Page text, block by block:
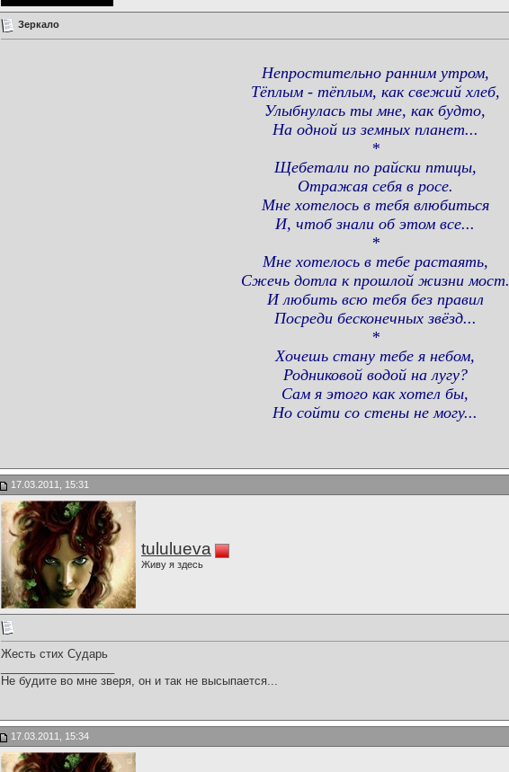
Зеркало
Непростительно ранним утром,
Тёплым - тёплым, как свежий хлеб,
Улыбнулась ты мне, как будто,
На одной из земных планет...
*
Щебетали по райски птицы,
Отражая себя в росе.
Мне хотелось в тебя влюбиться
И, чтоб знали об этом все...
*
Мне хотелось в тебе растаять,
Сжечь дотла к прошлой жизни мост.
И любить всю тебя без правил
Посреди бесконечных звёзд...
*
Хочешь стану тебе я небом,
Родниковой водой на лугу?
Сам я этого как хотел бы,
Но сойти со стены не могу...
17.03.2011, 15:31
tululueva
Живу я здесь
Жесть стих Сударь
Не будите во мне зверя, он и так не высыпается...
17.03.2011, 15:34